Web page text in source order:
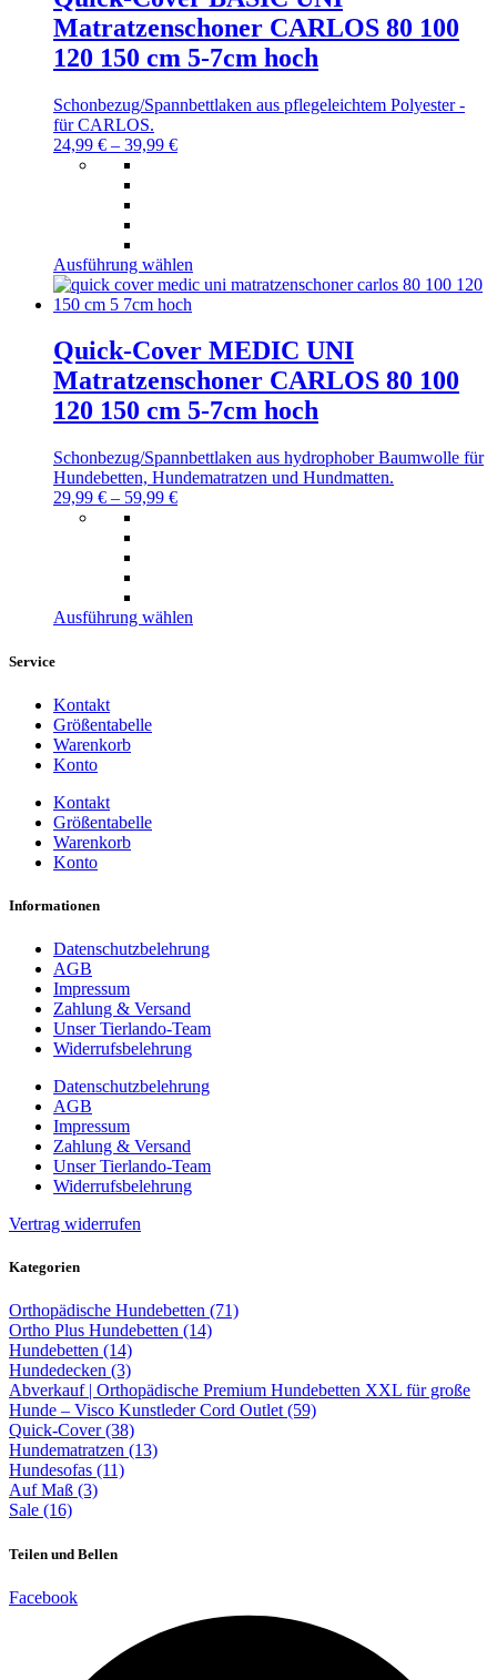
Matratzenschoner CARLOS 80 100
120 150 cm 5-7cm hoch
Schonbezug/Spannbettlaken aus pflegeleichtem Polyester -
für CARLOS.
24,99 € – 39,99 €
Ausführung wählen
Produkt
Varianten
auf.
Die
Optionen
können
der
Produktseite
Quick-Cover MEDIC UNI
Matratzenschoner CARLOS 80 100
120 150 cm 5-7cm hoch
Schonbezug/Spannbettlaken aus hydrophober Baumwolle für
Hundebetten, Hundematratzen und Hundmatten.
29,99 € – 59,99 €
Ausführung wählen
Service
Kontakt
Größentabelle
Warenkorb
Konto
Kontakt
Größentabelle
Warenkorb
Konto
Informationen
Datenschutzbelehrung
AGB
Impressum
Zahlung & Versand
Unser Tierlando-Team
Widerrufsbelehrung
Datenschutzbelehrung
AGB
Impressum
Zahlung & Versand
Unser Tierlando-Team
Widerrufsbelehrung
Vertrag widerrufen
Kategorien
Orthopädische Hundebetten (71)
Ortho Plus Hundebetten (14)
Hundebetten (14)
Hundedecken (3)
Abverkauf | Orthopädische Premium Hundebetten XXL für große
Hunde – Visco Kunstleder Cord Outlet (59)
Quick-Cover (38)
Hundematratzen (13)
Hundesofas (11)
Auf Maß (3)
Sale (16)
Teilen und Bellen
Facebook